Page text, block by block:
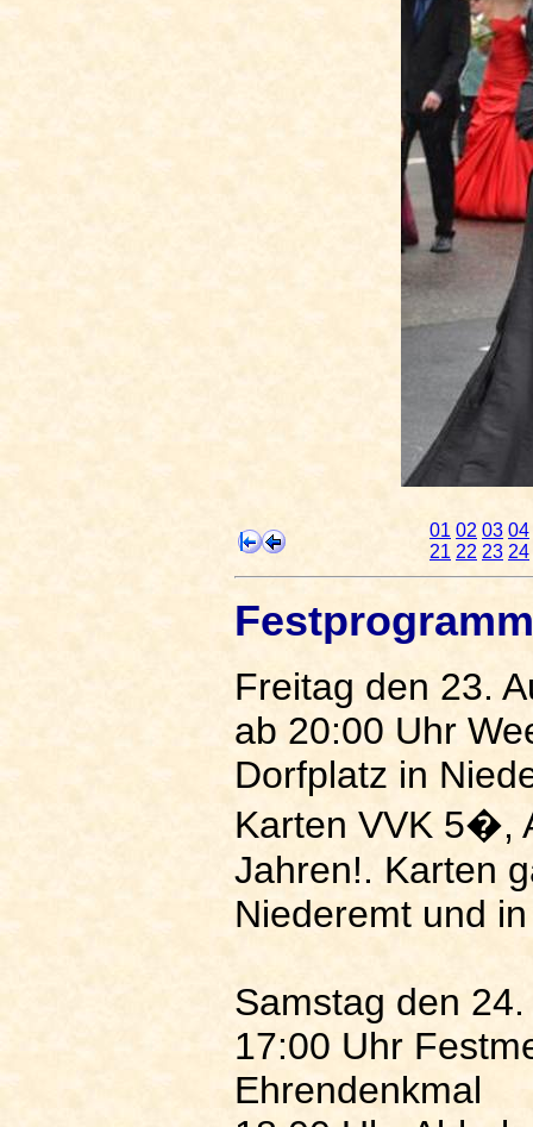
01 02 03 04
21 22 23 24
Freitag den 23.
ab 20:00 Uhr
Dorfplatz in
Karten VVK 5�,
Jahren!. Karten
Niederemt und
Samstag den
17:00 Uhr
Ehrendenkmal